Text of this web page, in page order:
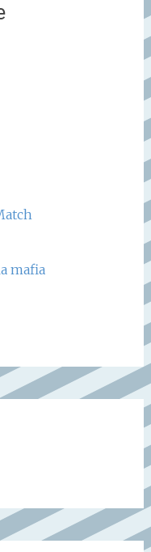
mafia